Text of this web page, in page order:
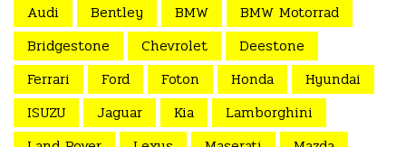
Audi
Bentley BMW
BMW Motorrad
Bridgestone
Chevrolet
Deestone
Ferrari
Ford Foton Honda
Hyundai
ISUZU
Jaguar Kia
Lamborghini